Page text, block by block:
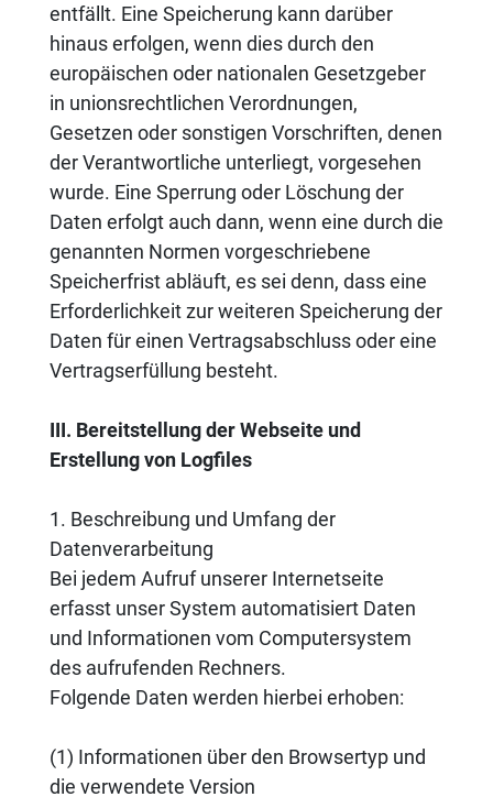
entfällt. Eine Speicherung kann darüber
hinaus erfolgen, wenn dies durch den
europäischen oder nationalen Gesetzgeber
in unionsrechtlichen Verordnungen,
Gesetzen oder sonstigen Vorschriften, denen
der Verantwortliche unterliegt, vorgesehen
wurde. Eine Sperrung oder Löschung der
Daten erfolgt auch dann, wenn eine durch die
genannten Normen vorgeschriebene
Speicherfrist abläuft, es sei denn, dass eine
Erforderlichkeit zur weiteren Speicherung der
Daten für einen Vertragsabschluss oder eine
Vertragserfüllung besteht.
III. Bereitstellung der Webseite und
Erstellung von Logfiles
1. Beschreibung und Umfang der
Datenverarbeitung
Bei jedem Aufruf unserer Internetseite
erfasst unser System automatisiert Daten
und Informationen vom Computersystem
des aufrufenden Rechners.
Folgende Daten werden hierbei erhoben:
(1) Informationen über den Browsertyp und
die verwendete Version